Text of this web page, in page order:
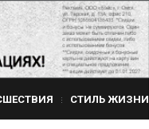
СТИЛЬ ЖИЗНИ